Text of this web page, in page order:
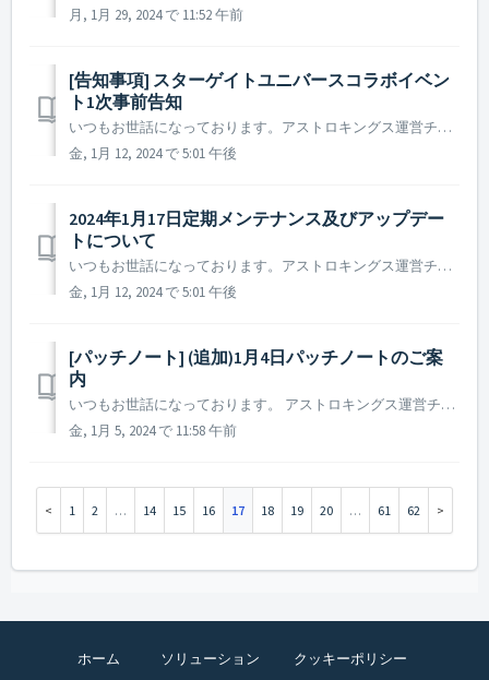
月, 1月 29, 2024 で 11:52 午前
[告知事項] スターゲイトユニバースコラボイベン
ト1次事前告知
いつもお世話になっております。アストロキングス運営チームです。 2024年1月31日から実施予定のスターゲイトユニバースコラボについてご案内いたします。 ※本告知は事前告知であり、諸事情により一部内容が変更となる場合がございます。その際は改めてご案内させていただく予定です。 ...
金, 1月 12, 2024 で 5:01 午後
2024年1月17日定期メンテナンス及びアップデー
トについて
いつもお世話になっております。アストロキングス運営チームです。 2024年1月17日に実施予定の定期メンテナンス及びアップデートについてご案内いたします。 ※ 本告知は事前告知であり、諸事情により一部内容が変更となる場合がございます。その際は改めてご案内させていただく予定です。 ...
金, 1月 12, 2024 で 5:01 午後
[パッチノート] (追加)1月4日パッチノートのご案
内
いつもお世話になっております。 アストロキングス運営チームです。 本日(2024年1月4日)実施されたパッチノートについてご案内いたします。 ▶️ 2024年1月4日パッチ―ノートのご案内 - 一部言語の翻訳が改善されました。 - (追加) 一部修正されていなかった言語の翻訳も...
金, 1月 5, 2024 で 11:58 午前
1 2 … 14 15 16 17 18 19 20 … 61 62
ホーム ソリューション クッキーポリシー